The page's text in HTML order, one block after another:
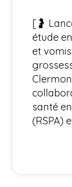
[🤰
étude
et
santé
(RSPA)